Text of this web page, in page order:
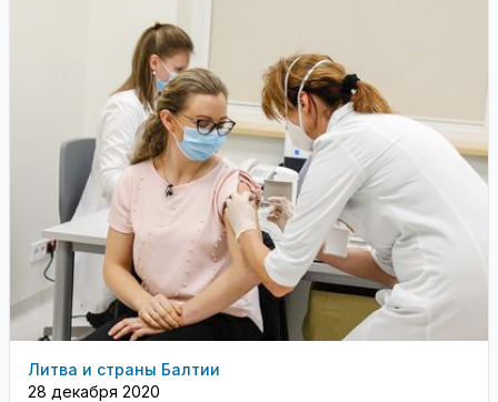
Литва и страны Балтии
28 декабря 2020